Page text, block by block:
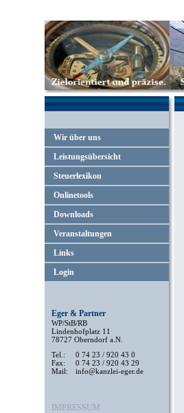
Wir über uns
Leistungsübersicht
Steuerlexikon
Onlinetools
Downloads
Veranstaltungen
Links
Login
Eger & Partner
WP/StB/RB
Lindenhofplatz 11
78727 Oberndorf a.N.
Tel.:
0 74 23 / 920 43 0
Fax:
0 74 23 / 920 43 29
Mail:
info@kanzlei-eger.de
IMPRESSUM